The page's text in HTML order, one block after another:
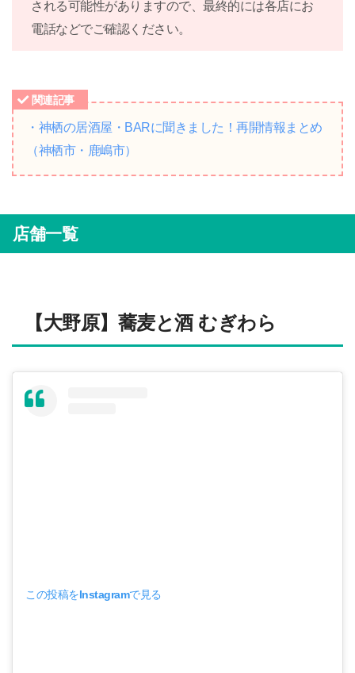
される可能性がありますので、最終的には各店にお
電話などでご確認ください。
関連記事
・神栖の居酒屋・BARに聞きました！再開情報まとめ
（神栖市・鹿嶋市）
店舗一覧
【大野原】蕎麦と酒 むぎわら
この投稿をInstagramで見る